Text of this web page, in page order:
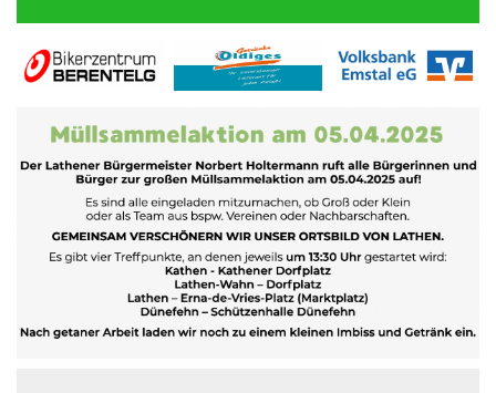
Volleyball
Boule
Handball
Tennis
Terminkalender